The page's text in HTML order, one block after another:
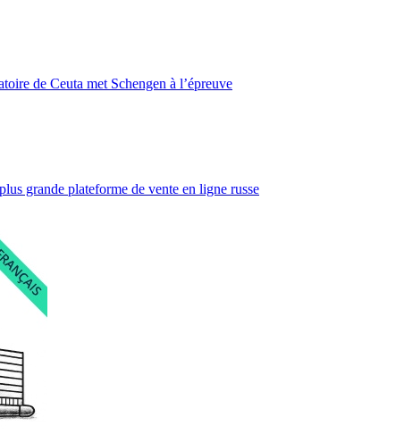
de Ceuta met Schengen à l’épreuve
grande plateforme de vente en ligne russe